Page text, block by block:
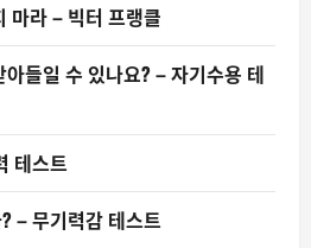
마라 – 빅터 프랭클
들일 수 있나요? – 자기수용 테
테스트
– 무기력감 테스트